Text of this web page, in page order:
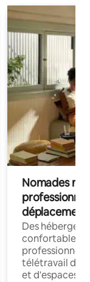
Nomades
déplacement
Des
confortables
professionnels
télétravail
et d'espaces